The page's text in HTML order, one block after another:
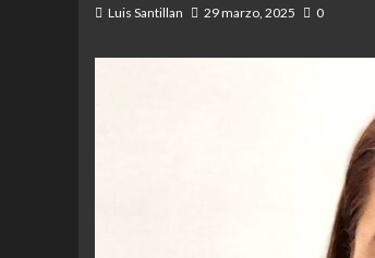
Luis Santillan 29 marzo, 2025 0